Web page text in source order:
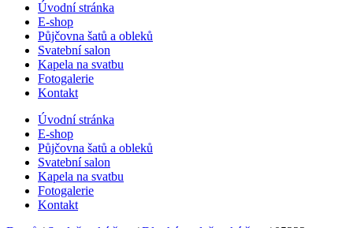
Úvodní stránka
E-shop
Půjčovna šatů a obleků
Svatební salon
Kapela na svatbu
Fotogalerie
Kontakt
Úvodní stránka
E-shop
Půjčovna šatů a obleků
Svatební salon
Kapela na svatbu
Fotogalerie
Kontakt